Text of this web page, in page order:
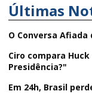
Últimas
O Conversa
Ciro compara
Presidência?"
Em 24h, Brasil